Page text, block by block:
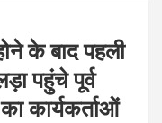
के बाद पहली
पहुंचे पूर्व
कार्यकर्ताओं